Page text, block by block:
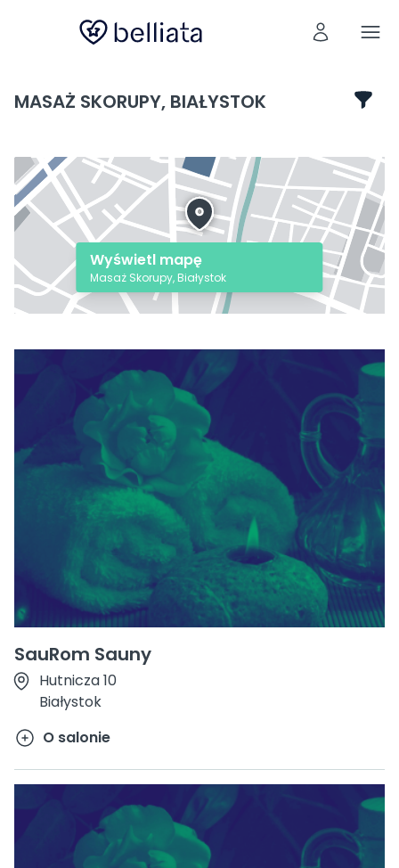
MASAŻ SKORUPY, BIAŁYSTOK
SauRom Sauny
Hutnicza 10
Białystok
O salonie
Wyświetl mapę
Masaż Skorupy, Białystok